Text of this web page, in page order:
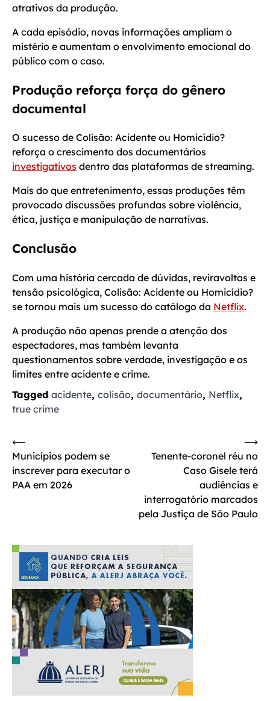
atrativos da produção.
A cada episódio, novas informações ampliam o
mistério e aumentam o envolvimento emocional do
público com o caso.
Produção reforça força do gênero
documental
O sucesso de Colisão: Acidente ou Homicídio?
reforça o crescimento dos documentários
investigativos dentro das plataformas de streaming.
Mais do que entretenimento, essas produções têm
provocado discussões profundas sobre violência,
ética, justiça e manipulação de narrativas.
Conclusão
Com uma história cercada de dúvidas, reviravoltas e
tensão psicológica, Colisão: Acidente ou Homicídio?
se tornou mais um sucesso do catálogo da Netflix.
A produção não apenas prende a atenção dos
espectadores, mas também levanta
questionamentos sobre verdade, investigação e os
limites entre acidente e crime.
Tagged acidente, colisão, documentário, Netflix,
true crime
Navegação
de
Post
⟵
Municípios podem se
inscrever para executar o
PAA em 2026
Tenente-coronel réu no
Caso Gisele terá
audiências e
interrogatório marcados
pela Justiça de São Paulo
⟶